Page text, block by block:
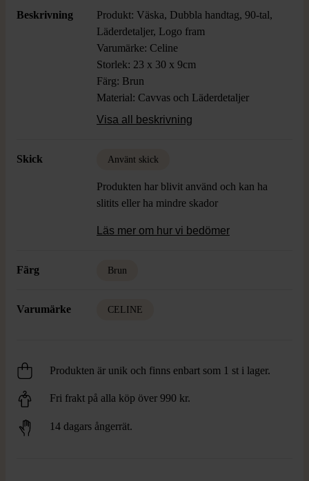
Beskrivning
Produkt: Väska, Dubbla handtag, 90-tal,
Läderdetaljer, Logo fram
Varumärke: Celine
Storlek: 23 x 30 x 9cm
Färg: Brun
Material: Cavvas och Läderdetaljer
Skick: Använt Skick, Bruksslitage på
Visa all beskrivning
Skick Använt skick
Produkten har blivit använd och kan ha
slitits eller ha mindre skador
Läs mer om hur vi bedömer
Färg Brun
Varumärke CELINE
Produkten är unik och finns enbart som 1 st i lager.
Fri frakt på alla köp över 990 kr.
14 dagars ångerrät.